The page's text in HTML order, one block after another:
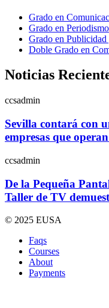
Grado en
Grado en Periodismo
Grado en
Doble Grado en
Noticias
ccsadmin
Sevilla contará con
empresas que
ccsadmin
De la Pequeña
Taller de TV
© 2025 EUSA
Faqs
Courses
About
Payments